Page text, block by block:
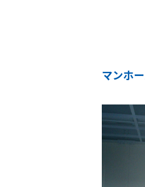
マンホ